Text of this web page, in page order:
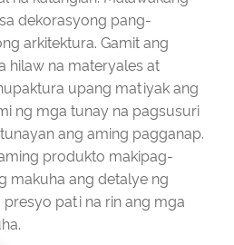
dekorasyong pang-
arkitektura. Gamit ang
hilaw na materyales at
upang matiyak ang
ng mga tunay na pagsusuri
ang aming pagganap.
produkto makipag-
makuha ang detalye ng
pati na rin ang mga